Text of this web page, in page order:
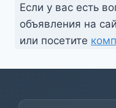
Если у вас есть
объявления на
или посетите